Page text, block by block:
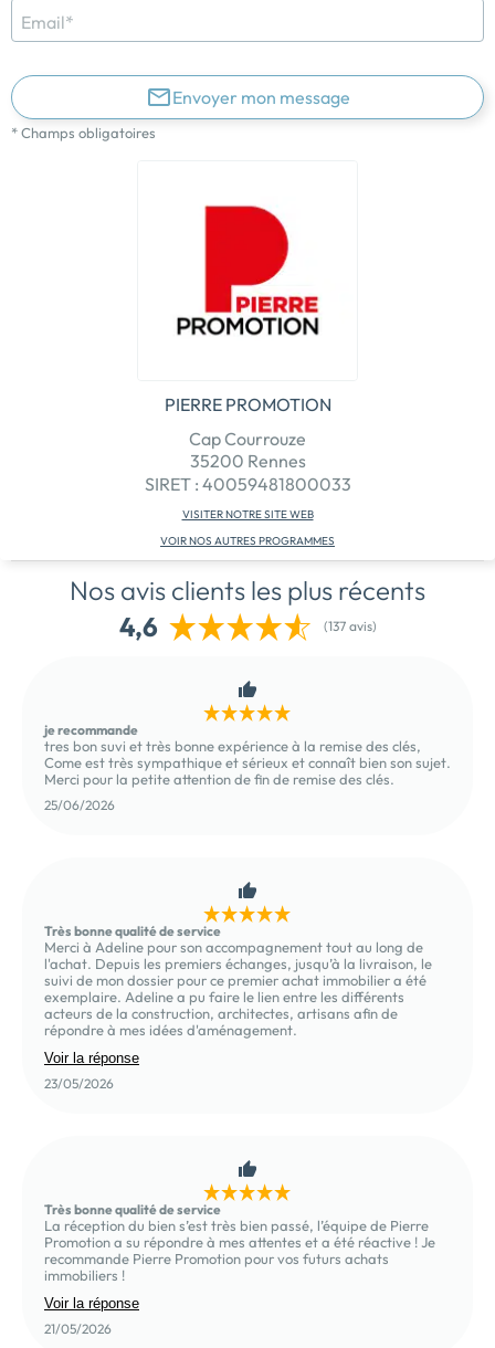
PIERRE PROMOTION
Cap Courrouze
35200 Rennes
SIRET : 40059481800033
VISITER NOTRE SITE WEB
VOIR NOS AUTRES PROGRAMMES
Email*
Envoyer mon message
* Champs obligatoires
Nos avis clients les plus récents
4,6
(137 avis)
je recommande
tres bon suvi et très bonne expérience à la remise des clés,
Come est très sympathique et sérieux et connaît bien son sujet.
Merci pour la petite attention de fin de remise des clés.
25/06/2026
Très bonne qualité de service
Merci à Adeline pour son accompagnement tout au long de
l'achat. Depuis les premiers échanges, jusqu’à la livraison, le
suivi de mon dossier pour ce premier achat immobilier a été
exemplaire. Adeline a pu faire le lien entre les différents
acteurs de la construction, architectes, artisans afin de
répondre à mes idées d'aménagement.
Voir la réponse
23/05/2026
Très bonne qualité de service
La réception du bien s’est très bien passé, l’équipe de Pierre
Promotion a su répondre à mes attentes et a été réactive ! Je
recommande Pierre Promotion pour vos futurs achats
immobiliers !
Voir la réponse
21/05/2026